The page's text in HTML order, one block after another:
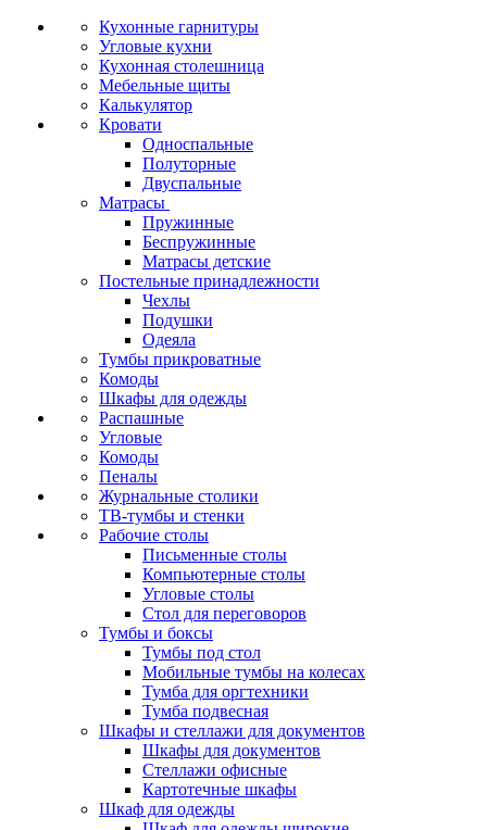
Кухонные гарнитуры
Угловые кухни
Кухонная столешница
Мебельные щиты
Калькулятор
Кровати
Односпальные
Полуторные
Двуспальные
Матрасы
Пружинные
Беспружинные
Матрасы детские
Постельные принадлежности
Чехлы
Подушки
Одеяла
Тумбы прикроватные
Комоды
Шкафы для одежды
Распашные
Угловые
Комоды
Пеналы
Журнальные столики
ТВ‑тумбы и стенки
Рабочие столы
Письменные столы
Компьютерные столы
Угловые столы
Стол для переговоров
Тумбы и боксы
Тумбы под стол
Мобильные тумбы на колесах
Тумба для оргтехники
Тумба подвесная
Шкафы и стеллажи для документов
Шкафы для документов
Стеллажи офисные
Картотечные шкафы
Шкаф для одежды